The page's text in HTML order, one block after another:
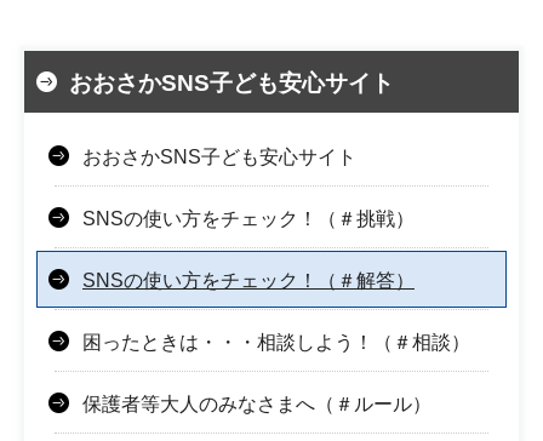
おおさかSNS子ども安心サイト
おおさかSNS子ども安心サイト
SNSの使い方をチェック！（＃挑戦）
SNSの使い方をチェック！（＃解答）
困ったときは・・・相談しよう！（＃相談）
保護者等大人のみなさまへ（＃ルール）